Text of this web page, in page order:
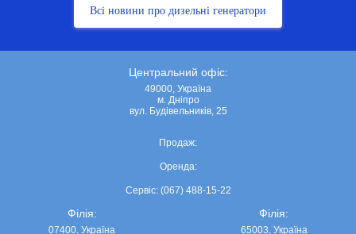
Всі новини про дизельні генератори
Центральний офіс:
49000, Україна
м. Дніпро
вул. Будівельників, 25
Продаж:
Оренда:
Сервіс: (067) 488-15-22
Філія:
07400, Україна
Філія:
65003, Україна